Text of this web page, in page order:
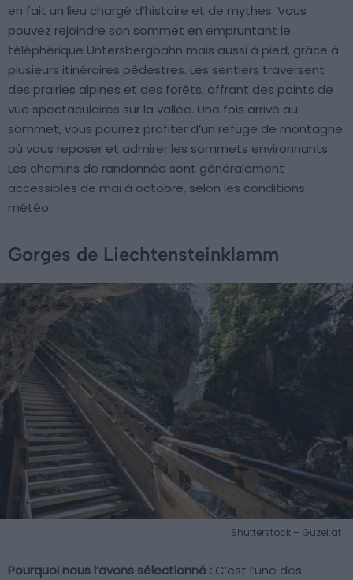
en fait un lieu chargé d’histoire et de mythes. Vous
pouvez rejoindre son sommet en empruntant le
téléphérique Untersbergbahn mais aussi à pied, grâce à
plusieurs itinéraires pédestres. Les sentiers traversent
des prairies alpines et des forêts, offrant des points de
vue spectaculaires sur la vallée. Une fois arrivé au
sommet, vous pourrez profiter d’un refuge de montagne
où vous reposer et admirer les sommets environnants.
Les chemins de randonnée sont généralement
accessibles de mai à octobre, selon les conditions
météo.
Gorges de Liechtensteinklamm
Shutterstock – Guzel.at
Pourquoi nous l’avons sélectionné : C’est l’une des